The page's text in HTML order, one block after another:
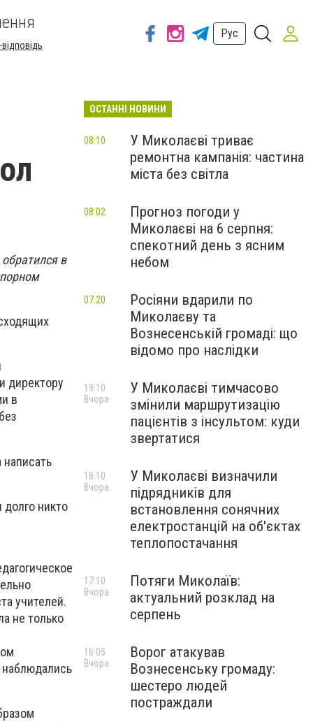
Рус
в
директору
в
долго никто
учителей.
не только
ОСТАННІ НОВИНИ
У Миколаєві триває
ремонтна кампанія: частина
міста без світла
08:10
Прогноз погоди у
Миколаєві на 6 серпня:
спекотний день з ясним
небом
08:02
Росіяни вдарили по
Миколаєву та
Вознесенській громаді: що
відомо про наслідки
07:20
У Миколаєві тимчасово
змінили маршрутизацію
пацієнтів з інсультом: куди
звертатися
19:10
Вчора
У Миколаєві визначили
підрядників для
встановлення сонячних
електростанцій на об'єктах
теплопостачання
18:10
Вчора
Потяги Миколаїв:
актуальний розклад на
серпень
17:10
Вчора
Ворог атакував
Вознесенську громаду:
шестеро людей
постраждали
16:05
Вчора